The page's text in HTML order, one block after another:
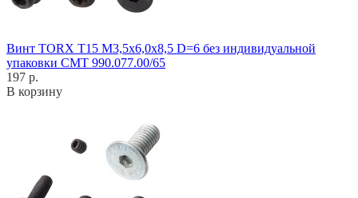
Винт TORX T15 M3,5x6,0x8,5 D=6 без индивидуальной
упаковки CMT 990.077.00/65
197 р.
В корзину